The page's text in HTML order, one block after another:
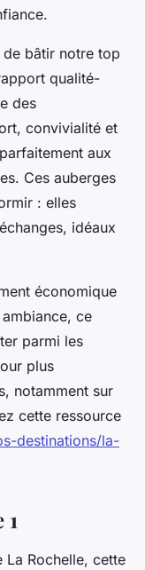
bâtir notre top
qualité-
des
convivialité et
aux
Ces auberges
: elles
idéaux
économique
ce
parmi les
plus
notamment sur
cette ressource
destinations/la-
Rochelle, cette